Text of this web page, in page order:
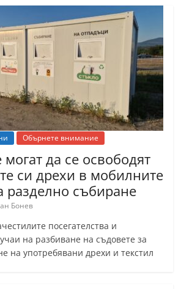
Обърнете внимание
да се освободят
си дрехи в мобилните
разделно събиране
Бонев
посегателства и
на разбиване на съдовете за
на употребявани дрехи и текстил